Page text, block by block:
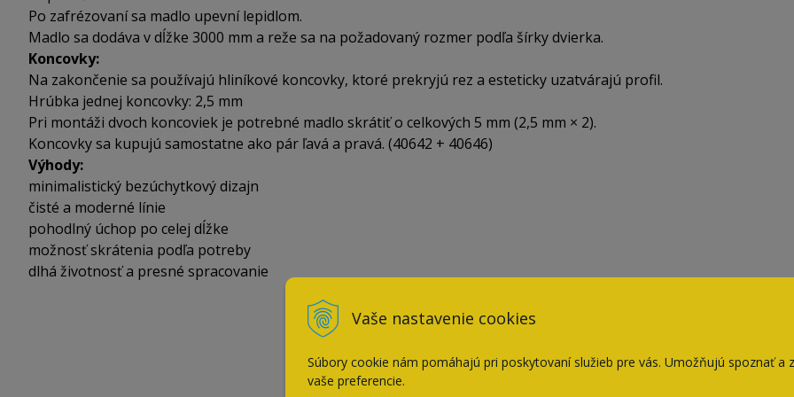
Vaše nastavenie cookies
Súbory cookie nám pomáhajú pri poskytovaní služieb pre vás. Umožňujú spoznať a
vaše preferencie.
Po zafrézovaní sa madlo upevní lepidlom.
Madlo sa dodáva v dĺžke 3000 mm a reže sa na požadovaný rozmer podľa šírky dvierka.
Koncovky:
Na zakončenie sa používajú hliníkové koncovky, ktoré prekryjú rez a esteticky uzatvárajú profil.
Hrúbka jednej koncovky: 2,5 mm
Pri montáži dvoch koncoviek je potrebné madlo skrátiť o celkových 5 mm (2,5 mm × 2).
Koncovky sa kupujú samostatne ako pár ľavá a pravá. (40642 + 40646)
Výhody:
minimalistický bezúchytkový dizajn
čisté a moderné línie
pohodlný úchop po celej dĺžke
možnosť skrátenia podľa potreby
dlhá životnosť a presné spracovanie